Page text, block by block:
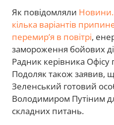
Як повідомляли
кілька варіантів
перемир’я в повітрі,
замороження бойових
Радник керівника
Подоляк також заявив,
Зеленський готовий
Володимиром Путіним
складних питань.